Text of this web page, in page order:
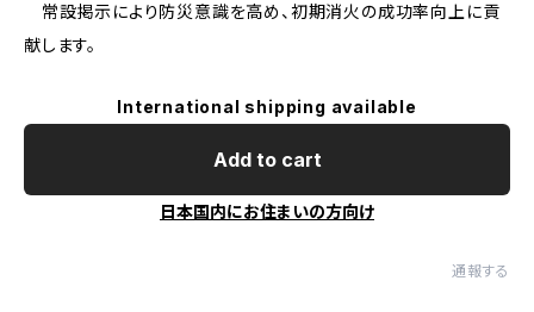
常設掲示により防災意識を高め、初期消火の成功率向上に貢
献します。
International shipping available
Add to cart
日本国内にお住まいの方向け
通報する